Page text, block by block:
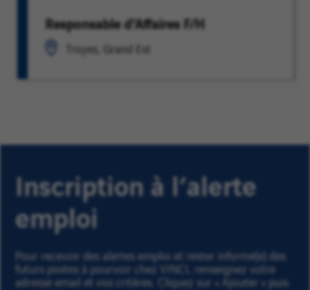
Responsable d'Affaires F/H
Troyes, Grand Est
Inscription à l’alerte
emploi
Pour recevoir des alertes emploi et rester informé(e) des
futurs postes à pourvoir chez VINCI, renseignez votre
adresse email et vos critères. Cliquez sur « Ajouter » puis